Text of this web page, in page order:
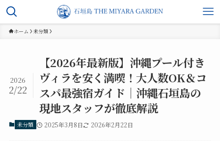
ホーム 未分類
【2026年最新版】沖縄プール付き
ヴィラを安く満喫！大人数OK＆コ
スパ最強宿ガイド｜沖縄石垣島の
現地スタッフが徹底解説
2026
2/22
未分類 2025年3月8日 2026年2月22日